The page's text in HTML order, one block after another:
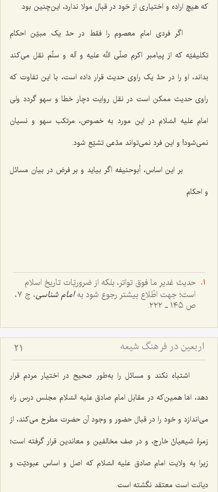
که هیچ اراده و اختیاری از خود در قبال مولا ندارد، این‌چنین بود.
اگر فردی امام معصوم را فقط در حدّ یک مبیّن احکام
تکلیفیّه که از پیامبر اکرم صلّی الله علیه و آله و سلّم نقل می‌کند
بداند، او را در حدّ یک راوی حدیث قرار داده است، با این تفاوت که
راوی حدیث ممکن است در نقل روایت دچار خطا و سهو گردد ولی
امام علیه السّلام در این مورد به خصوص، مرتکب سهو و نسیان
نمی‌شود! و این فرد نمی‌تواند مدّعی تشیّع شود.
بر این اساس، أبوحنیفه اگر بیاید و بر فرض در بیان مسائل
و احکام
حدیث غدیر ما فوق تواتر، بلکه از ضروریّات تاریخ اسلام
است؛ جهت اطّلاع بیشتر رجوع شود بهامام شناسی
، ج ٧،
ص ١٤٥ ـ ٢٢٢.
اربعین در فرهنگ شیعه 21
اشتباه نکند و مسائل را به‌طور صحیح در اختیار مردم قرار
دهد، امّا همین‌که در مقابل امام صادق علیه السّلام مجلس درس راه
می‌اندازد و خود را در قبال حضور و وجود آن حضرت مطرح می‌کند، از
زمرۀ شیعیانْ خارج، و در صف مخالفین و معاندین قرار گرفته است؛
زیرا به ولایت امام صادق علیه السّلام که اصل و اساس عبودیّت و
دیانت است معتقد نگشته است.